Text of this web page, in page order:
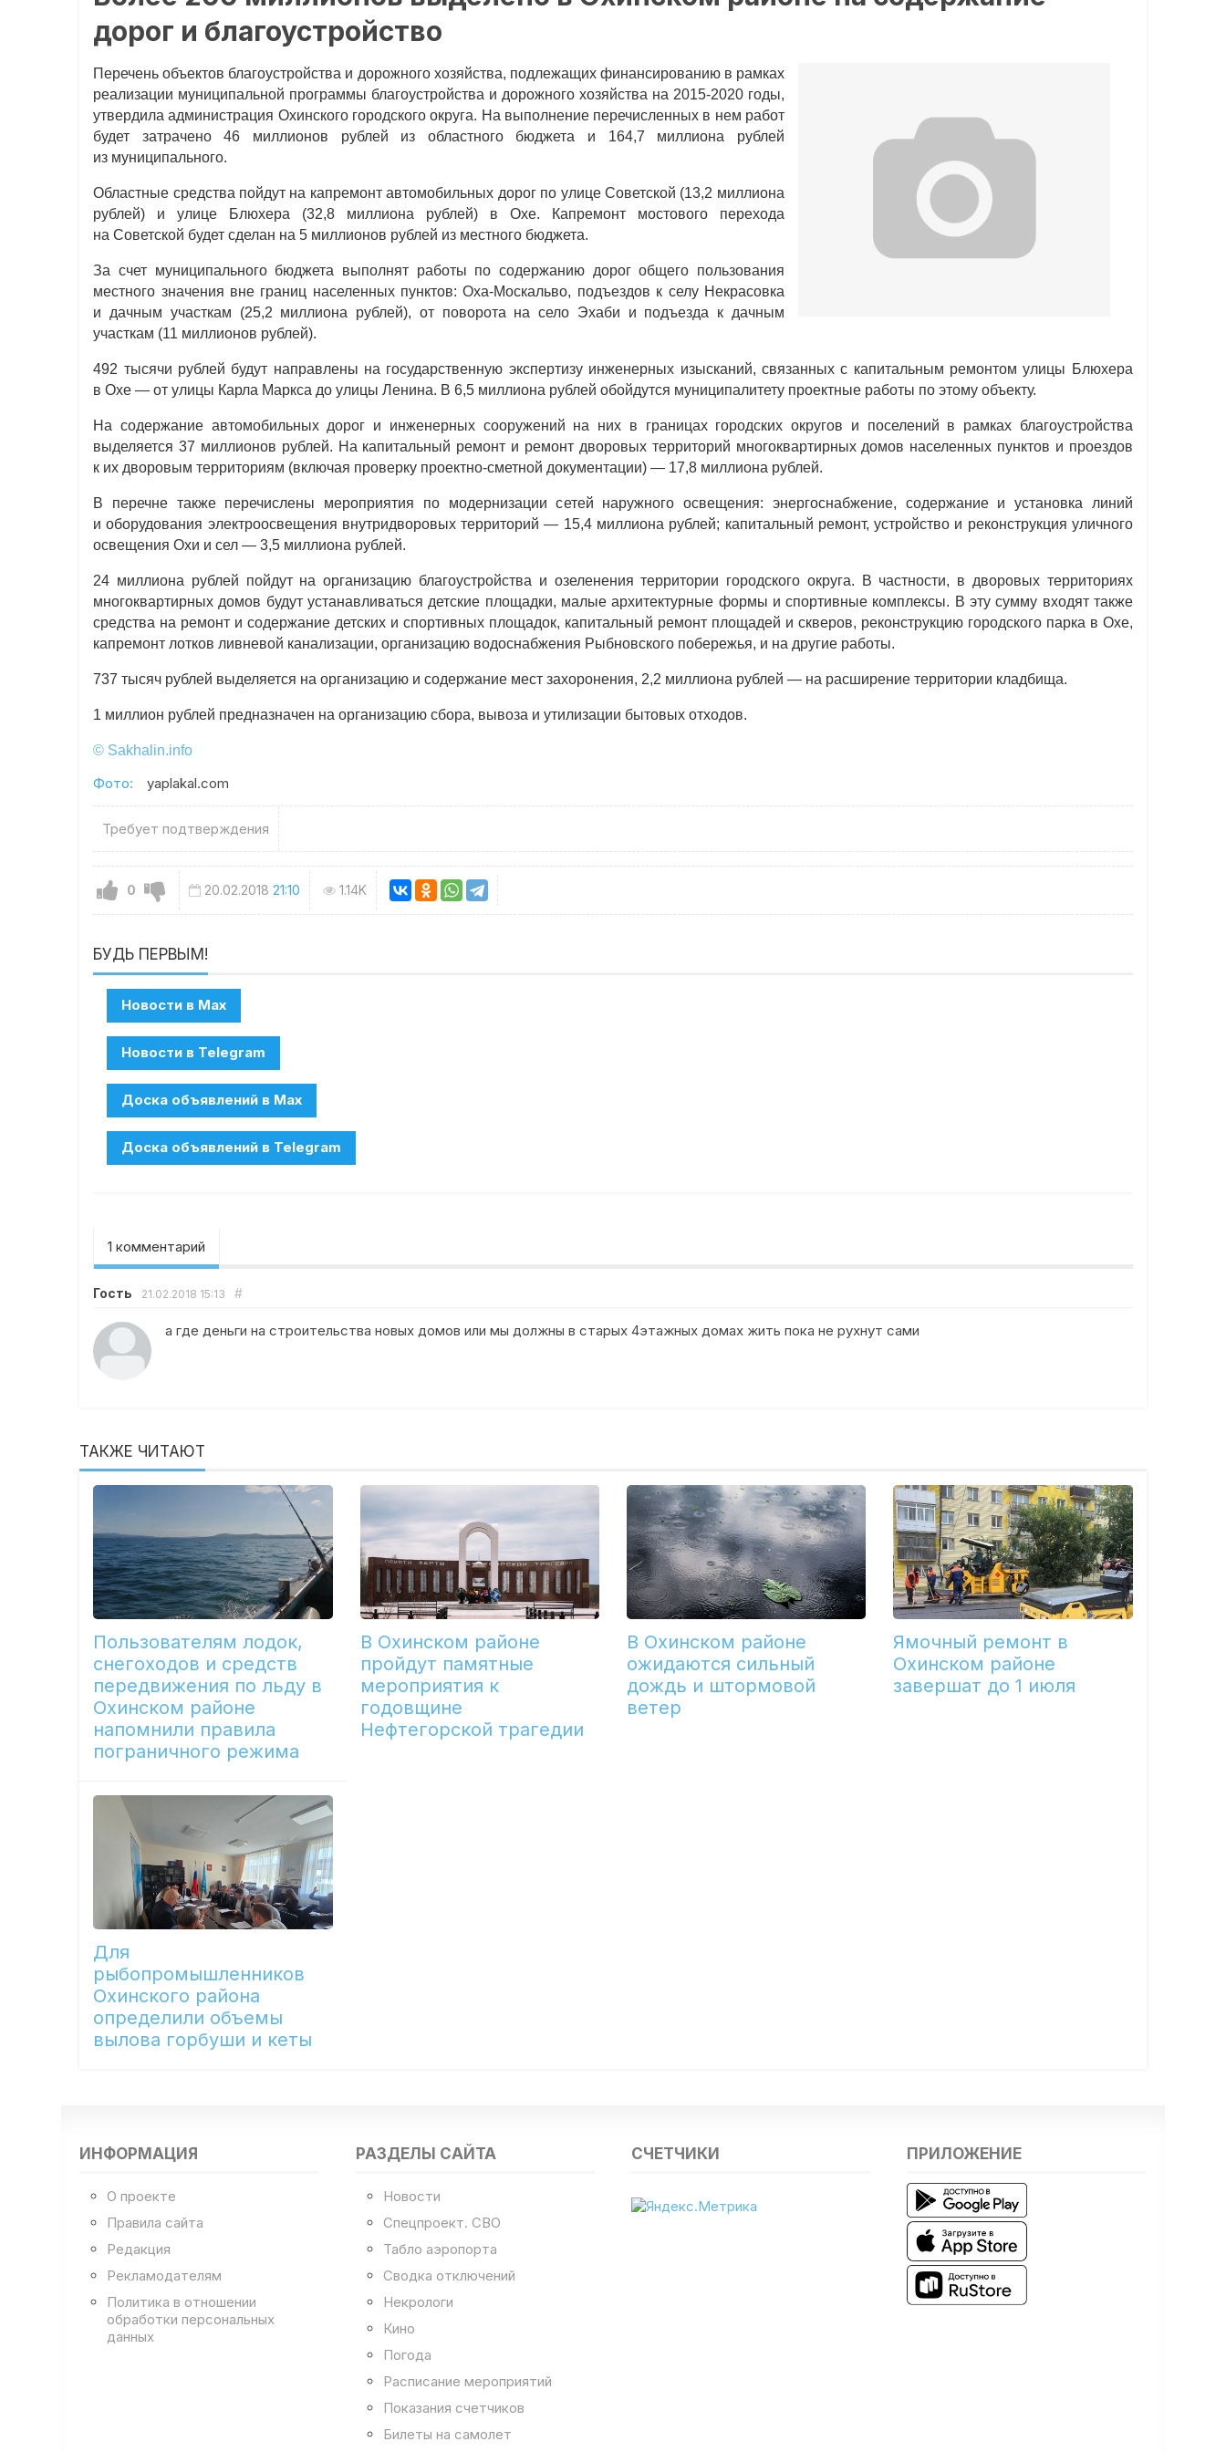
дорог и благоустройство
Перечень объектов благоустройства и дорожного хозяйства, подлежащих финансированию в рамках
реализации муниципальной программы благоустройства и дорожного хозяйства на 2015-2020 годы,
утвердила администрация Охинского городского округа. На выполнение перечисленных в нем работ
будет затрачено 46 миллионов рублей из областного бюджета и 164,7 миллиона рублей
из муниципального.
Областные средства пойдут на капремонт автомобильных дорог по улице Советской (13,2 миллиона
рублей) и улице Блюхера (32,8 миллиона рублей) в Охе. Капремонт мостового перехода
на Советской будет сделан на 5 миллионов рублей из местного бюджета.
За счет муниципального бюджета выполнят работы по содержанию дорог общего пользования
местного значения вне границ населенных пунктов: Оха-Москальво, подъездов к селу Некрасовка
и дачным участкам (25,2 миллиона рублей), от поворота на село Эхаби и подъезда к дачным
участкам (11 миллионов рублей).
492 тысячи рублей будут направлены на государственную экспертизу инженерных изысканий, связанных с капитальным ремонтом улицы Блюхера
в Охе — от улицы Карла Маркса до улицы Ленина. В 6,5 миллиона рублей обойдутся муниципалитету проектные работы по этому объекту.
На содержание автомобильных дорог и инженерных сооружений на них в границах городских округов и поселений в рамках благоустройства
выделяется 37 миллионов рублей. На капитальный ремонт и ремонт дворовых территорий многоквартирных домов населенных пунктов и проездов
к их дворовым территориям (включая проверку проектно-сметной документации) — 17,8 миллиона рублей.
В перечне также перечислены мероприятия по модернизации сетей наружного освещения: энергоснабжение, содержание и установка линий
и оборудования электроосвещения внутридворовых территорий — 15,4 миллиона рублей; капитальный ремонт, устройство и реконструкция уличного
освещения Охи и сел — 3,5 миллиона рублей.
24 миллиона рублей пойдут на организацию благоустройства и озеленения территории городского округа. В частности, в дворовых территориях
многоквартирных домов будут устанавливаться детские площадки, малые архитектурные формы и спортивные комплексы. В эту сумму входят также
средства на ремонт и содержание детских и спортивных площадок, капитальный ремонт площадей и скверов, реконструкцию городского парка в Охе,
капремонт лотков ливневой канализации, организацию водоснабжения Рыбновского побережья, и на другие работы.
737 тысяч рублей выделяется на организацию и содержание мест захоронения, 2,2 миллиона рублей — на расширение территории кладбища.
1 миллион рублей предназначен на организацию сбора, вывоза и утилизации бытовых отходов.
© Sakhalin.info
Фото: yaplakal.com
Требует подтверждения
0 20.02.2018 21:10 1.14K
БУДЬ ПЕРВЫМ!
1 комментарий
Гость 21.02.2018 15:13 #
а где деньги на строительства новых домов или мы должны в старых 4этажных домах жить пока не рухнут сами
ТАКЖЕ ЧИТАЮТ
Пользователям лодок,
снегоходов и средств
передвижения по льду в
Охинском районе
напомнили правила
пограничного режима
В Охинском районе
пройдут памятные
мероприятия к
годовщине
Нефтегорской трагедии
В Охинском районе
ожидаются сильный
дождь и штормовой
ветер
Ямочный ремонт в
Охинском районе
завершат до 1 июля
Для
рыбопромышленников
Охинского района
определили объемы
вылова горбуши и кеты
ИНФОРМАЦИЯ
О проекте
Правила сайта
Редакция
Рекламодателям
Политика в отношении
обработки персональных
данных
РАЗДЕЛЫ САЙТА
Новости
Спецпроект. СВО
Табло аэропорта
Сводка отключений
Некрологи
Кино
Погода
Расписание мероприятий
Показания счетчиков
Билеты на самолет
СЧЕТЧИКИ ПРИЛОЖЕНИЕ